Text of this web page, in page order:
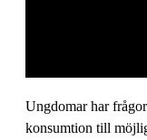
Ungdomar har
konsumtion till